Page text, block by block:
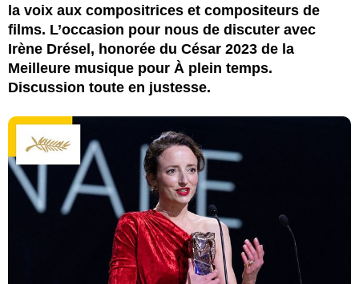
la voix aux compositrices et compositeurs de
films. L’occasion pour nous de discuter avec
Irène Drésel, honorée du César 2023 de la
Meilleure musique pour À plein temps.
Discussion toute en justesse.